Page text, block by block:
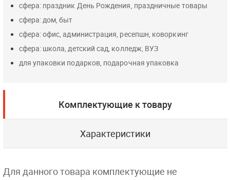
сфера: праздник День Рождения, праздничные товары
сфера: дом, быт
сфера: офис, администрация, ресепшн, коворкинг
сфера: школа, детский сад, колледж, ВУЗ
для упаковки подарков, подарочная упаковка
Комплектующие к товару
Характеристики
Для данного товара комплектующие не